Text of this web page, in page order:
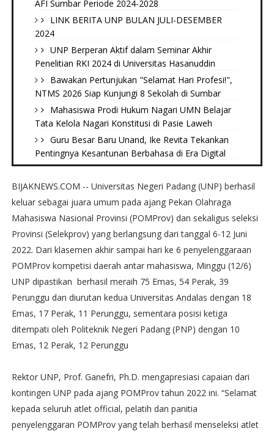
AFI Sumbar Periode 2024-2028
LINK BERITA UNP BULAN JULI-DESEMBER
2024
UNP Berperan Aktif dalam Seminar Akhir
Penelitian RKI 2024 di Universitas Hasanuddin
Bawakan Pertunjukan "Selamat Hari Profesi!",
NTMS 2026 Siap Kunjungi 8 Sekolah di Sumbar
Mahasiswa Prodi Hukum Nagari UMN Belajar
Tata Kelola Nagari Konstitusi di Pasie Laweh ‎
Guru Besar Baru Unand, Ike Revita Tekankan
Pentingnya Kesantunan Berbahasa di Era Digital
BIJAKNEWS.COM -- Universitas Negeri Padang (UNP) berhasil
keluar sebagai juara umum pada ajang Pekan Olahraga
Mahasiswa Nasional Provinsi (POMProv) dan sekaligus seleksi
Provinsi (Selekprov) yang berlangsung dari tanggal 6-12 Juni
2022. Dari klasemen akhir sampai hari ke 6 penyelenggaraan
POMProv kompetisi daerah antar mahasiswa, Minggu (12/6)
UNP dipastikan berhasil meraih 75 Emas, 54 Perak, 39
Perunggu dan diurutan kedua Universitas Andalas dengan 18
Emas, 17 Perak, 11 Perunggu, sementara posisi ketiga
ditempati oleh Politeknik Negeri Padang (PNP) dengan 10
Emas, 12 Perak, 12 Perunggu
Rektor UNP, Prof. Ganefri, Ph.D. mengapresiasi capaian dari
kontingen UNP pada ajang POMProv tahun 2022 ini. “Selamat
kepada seluruh atlet official, pelatih dan panitia
penyelenggaran POMProv yang telah berhasil menseleksi atlet